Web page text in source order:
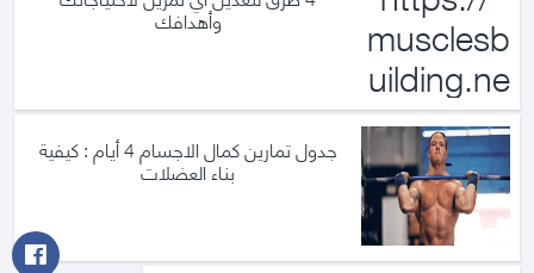
وأهدافك
جدول تمارين كمال الاجسام 4 أيام : كيفية
بناء العضلات